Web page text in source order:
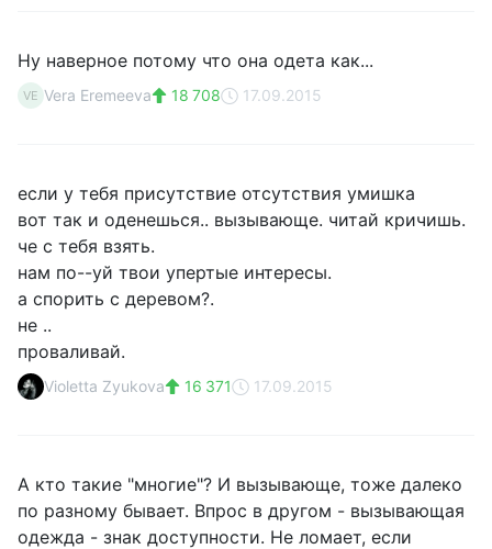
Ну наверное потому что она одета как...
VE Vera Eremeeva 18 708 17.09.2015
если у тебя присутствие отсутствия умишка
вот так и оденешься.. вызывающе. читай кричишь.
че с тебя взять.
нам по--уй твои упертые интересы.
а спорить с деревом?.
не ..
проваливай.
Violetta Zyukova 16 371 17.09.2015
А кто такие "многие"? И вызывающе, тоже далеко
по разному бывает. Впрос в другом - вызывающая
одежда - знак доступности. Не ломает, если